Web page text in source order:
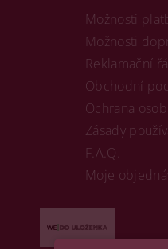
Možnosti
Možnosti
Reklamační
Obchodní
Ochrana
Zásady
F.A.Q.
Moje